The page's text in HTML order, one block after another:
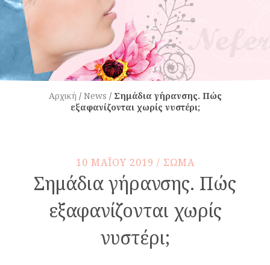
Αρχική / News / Σημάδια γήρανσης. Πώς
εξαφανίζονται χωρίς νυστέρι;
10 MAΪOY 2019 / ΣΩΜΑ
Σημάδια γήρανσης. Πώς
εξαφανίζονται χωρίς
νυστέρι;